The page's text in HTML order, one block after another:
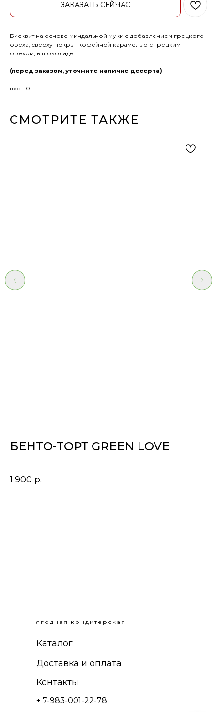
ЗАКАЗАТЬ СЕЙЧАС
Бисквит на основе миндальной муки с добавлением грецкого
ореха, сверху покрыт кофейной карамелью с грецким
орехом, в шоколаде
(перед заказом, уточните наличие десерта)
вес 110 г
СМОТРИТЕ ТАКЖЕ
БЕНТО-ТОРТ GREEN LOVE
1 900 р.
ягодная кондитерская
Каталог
Доставка и оплата
Контакты
+ 7-983-001-22-78